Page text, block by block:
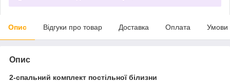
Опис Відгуки про товар Доставка Оплата Умови
Опис
2-спальний комплект постільної білизни